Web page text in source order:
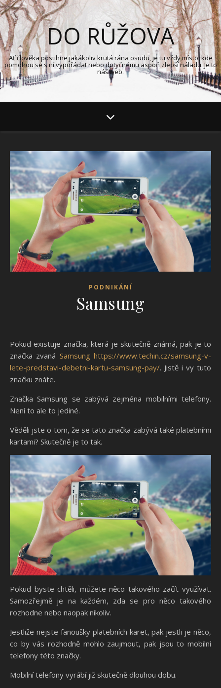
DO RŮŽOVA
Ať člověka postihne jakákoliv krutá rána osudu, je tu vždy místo, kde
pomohou se s ní vypořádat nebo dotyčnému aspoň zlepší náladu. Je to
náš web.
PODNIKÁNÍ
Samsung
Pokud existuje značka, která je skutečně známá, pak je to
značka zvaná Samsung https://www.techin.cz/samsung-v-
lete-predstavi-debetni-kartu-samsung-pay/. Jistě i vy tuto
značku znáte.
Značka Samsung se zabývá zejména mobilními telefony.
Není to ale to jediné.
Věděli jste o tom, že se tato značka zabývá také platebními
kartami? Skutečně je to tak.
Pokud byste chtěli, můžete něco takového začít využívat.
Samozřejmě je na každém, zda se pro něco takového
rozhodne nebo naopak nikoliv.
Jestliže nejste fanoušky platebních karet, pak jestli je něco,
co by vás rozhodně mohlo zaujmout, pak jsou to mobilní
telefony této značky.
Mobilní telefony vyrábí již skutečně dlouhou dobu.